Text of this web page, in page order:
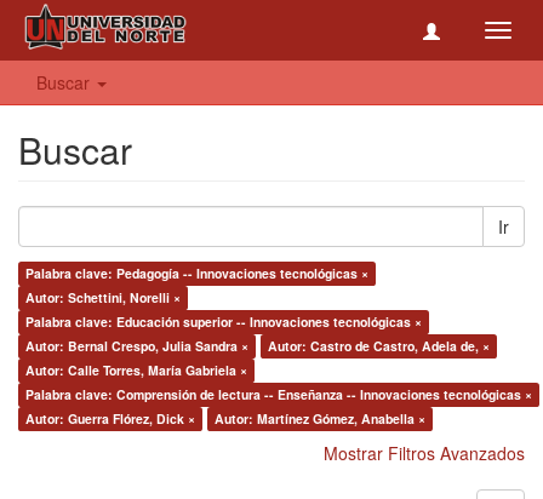
Buscar
Buscar
Ir
Palabra clave: Pedagogía -- Innovaciones tecnológicas ×
Autor: Schettini, Norelli ×
Palabra clave: Educación superior -- Innovaciones tecnológicas ×
Autor: Bernal Crespo, Julia Sandra ×
Autor: Castro de Castro, Adela de, ×
Autor: Calle Torres, María Gabriela ×
Palabra clave: Comprensión de lectura -- Enseñanza -- Innovaciones tecnológicas ×
Autor: Guerra Flórez, Dick ×
Autor: Martínez Gómez, Anabella ×
Mostrar Filtros Avanzados